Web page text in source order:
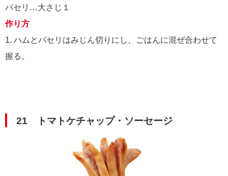
パセリ…大さじ１
作り方
1. ハムとパセリはみじん切りにし、ごはんに混ぜ合わせて
握る。
21 トマトケチャップ・ソーセージ